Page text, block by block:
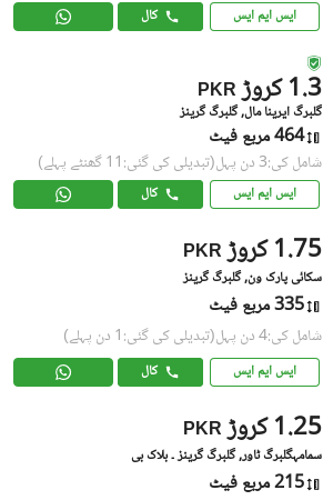
ایس ایم ایس کال
PKR 1.3 کروڑ
گلبرگ ایرینا مال, گلبرگ گرینز
464 مربع فیٹ
شامل کی:3 دن پہل (تبدیلی کی گئی:11 گھنٹے پہلے)
ایس ایم ایس کال
PKR 1.75 کروڑ
سکائی پارک ون, گلبرگ گرینز
335 مربع فیٹ
شامل کی:4 دن پہل (تبدیلی کی گئی:1 دن پہلے)
ایس ایم ایس کال
PKR 1.25 کروڑ
سمامہگلبرگ ٹاور, گلبرگ گرینز ۔ بلاک بی
215 مربع فیٹ